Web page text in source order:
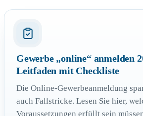
Gewerbe „online“ anmelden
Leitfaden mit Checkliste
Die Online-Gewerbeanmeldung
auch Fallstricke. Lesen Sie hier,
Voraussetzungen erfüllt sein